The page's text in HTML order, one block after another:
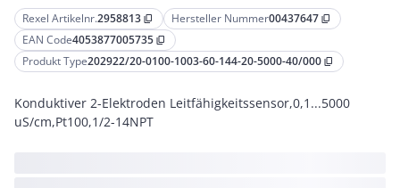
Rexel Artikelnr.2958813 content_copy Hersteller Nummer00437647 content_copy
EAN Code4053877005735 content_copy
Produkt Type202922/20-0100-1003-60-144-20-5000-40/000 content_copy
Konduktiver 2-Elektroden Leitfähigkeitssensor,0,1...5000
uS/cm,Pt100,1/2-14NPT